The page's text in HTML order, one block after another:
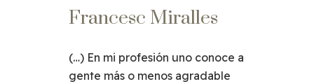
Francesc Miralles
(…) En mi profesión uno conoce a
gente más o menos agradable